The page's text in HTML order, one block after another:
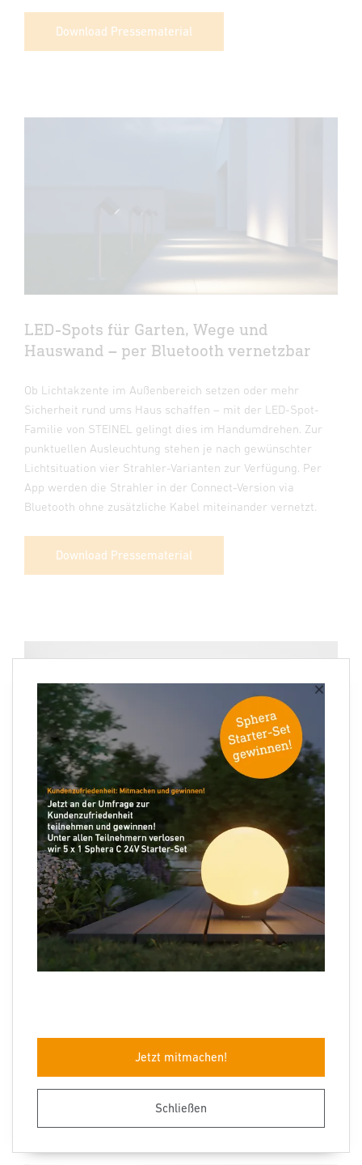
×
Schließen
Jetzt mitmachen!
Download Pressematerial
LED-Spots für Garten, Wege und
Hauswand – per Bluetooth vernetzbar
Ob Lichtakzente im Außenbereich setzen oder mehr
Sicherheit rund ums Haus schaffen – mit der LED-Spot-
Familie von STEINEL gelingt dies im Handumdrehen. Zur
punktuellen Ausleuchtung stehen je nach gewünschter
Lichtsituation vier Strahler-Varianten zur Verfügung. Per
App werden die Strahler in der Connect-Version via
Bluetooth ohne zusätzliche Kabel miteinander vernetzt.
Download Pressematerial
RS 200 SC: Bluetooth-fähige Indoor-
Sensorleuchte von STEINEL
Mit der RS 200 SC präsentiert STEINEL die erste Connect
LED-Innenleuchte in seinem Indoor- Sortiment. Mit ihrem
hochwertigen, anthrazitfarbenen Aluminiumgehäuse setzt
sie edle Design- und Lichtakzente. Angebracht an Wand
Download Pressematerial